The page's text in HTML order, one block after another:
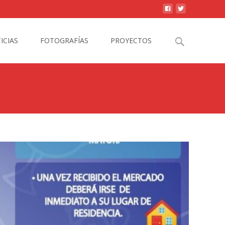
FOTOGRAFÍAS PROYECTOS
Search